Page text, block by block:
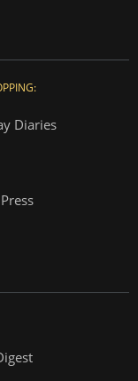
Diaries